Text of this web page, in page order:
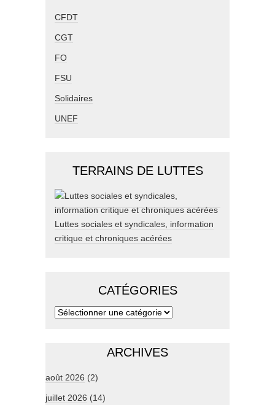
CFDT
CGT
FO
FSU
Solidaires
UNEF
TERRAINS DE LUTTES
Luttes sociales et syndicales, information
critique et chroniques acérées
CATÉGORIES
ARCHIVES
août 2026 (2)
juillet 2026 (14)